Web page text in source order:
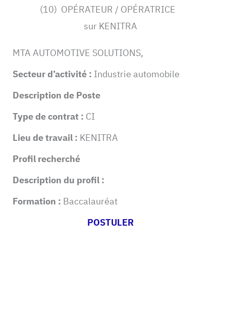
(10) OPÉRATEUR / OPÉRATRICE
sur KENITRA
MTA AUTOMOTIVE SOLUTIONS,
Secteur d’activité : Industrie automobile
Description de Poste
Type de contrat : CI
Lieu de travail : KENITRA
Profil recherché
Description du profil :
Formation : Baccalauréat
POSTULER